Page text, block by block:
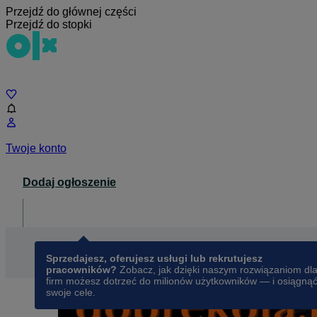
Przejdź do głównej części
Przejdź do stopki
Twoje konto
Dodaj ogłoszenie
Sprzedajesz, oferujesz usługi lub rekrutujesz
pracowników? Zobacz, jak dzięki naszym rozwiązaniom dla
firm możesz dotrzeć do milionów użytkowników — i osiągnąć
swoje cele.